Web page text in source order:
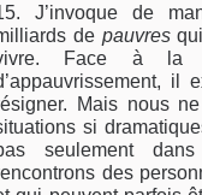
J’invoque de
de pauvresqui
Face à la
il
Mais nous
si
seulement
des